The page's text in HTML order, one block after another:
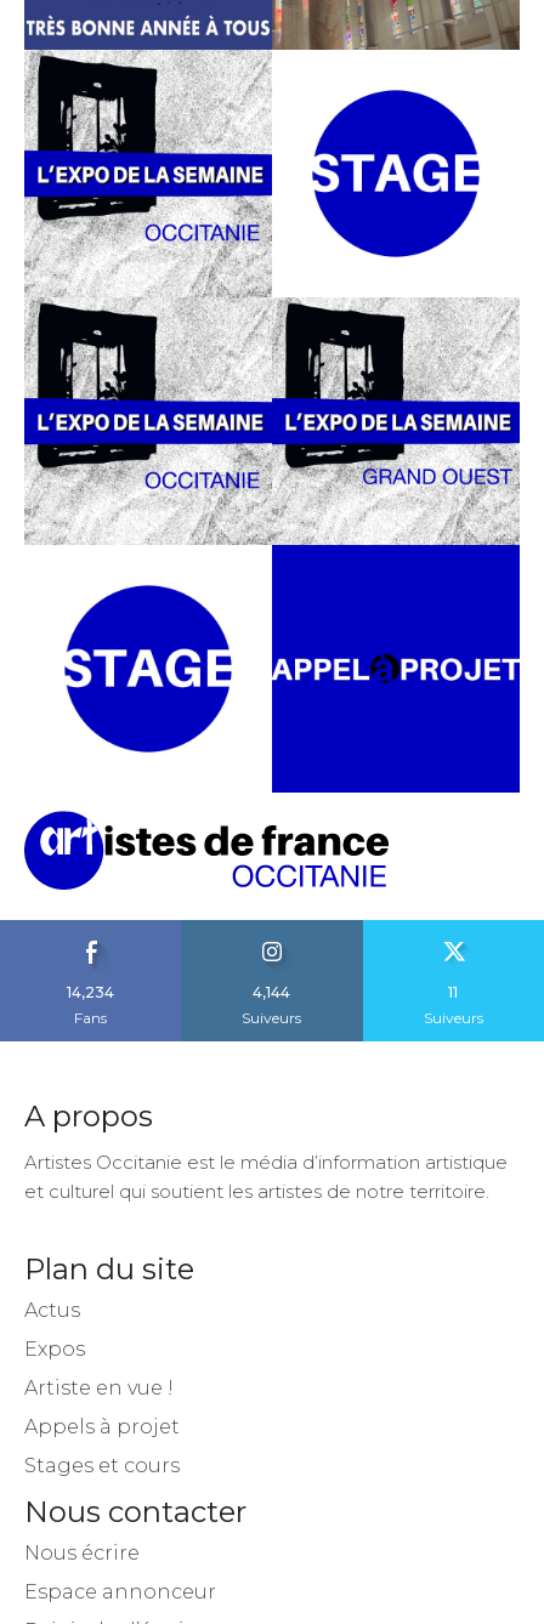
14,234
Fans
4,144
Suiveurs
11
Suiveurs
Artistes Occitanie est le média d’information artistique
et culturel qui soutient les artistes de notre territoire.
Actus
Nous contacter
Nous écrire